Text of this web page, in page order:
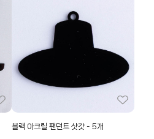
블랙 아크릴 팬던트 삿갓 - 5개